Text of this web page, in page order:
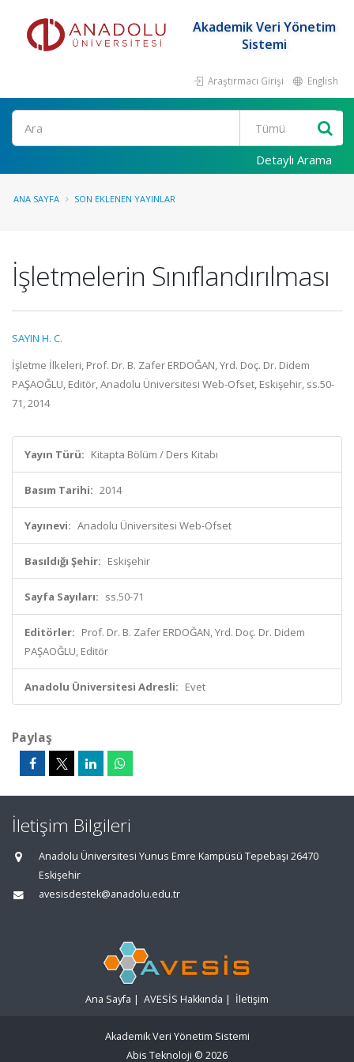
Akademik Veri Yönetim
Sistemi
Araştırmacı Girişi English
Ara
Detaylı Arama
ANA SAYFA SON EKLENEN YAYINLAR
İşletmelerin Sınıflandırılması
SAYIN H. C.
İşletme İlkeleri, Prof. Dr. B. Zafer ERDOĞAN, Yrd. Doç. Dr. Didem
PAŞAOĞLU, Editör, Anadolu Üniversitesi Web-Ofset, Eskişehir, ss.50-
71, 2014
Yayın Türü: Kitapta Bölüm / Ders Kitabı
Basım Tarihi: 2014
Yayınevi: Anadolu Üniversitesi Web-Ofset
Basıldığı Şehir: Eskişehir
Sayfa Sayıları: ss.50-71
Editörler: Prof. Dr. B. Zafer ERDOĞAN, Yrd. Doç. Dr. Didem
PAŞAOĞLU, Editör
Anadolu Üniversitesi Adresli: Evet
Paylaş
İletişim Bilgileri
Anadolu Üniversitesi Yunus Emre Kampüsü Tepebaşı 26470
Eskişehir
avesisdestek@anadolu.edu.tr
Ana Sayfa | AVESİS Hakkında | İletişim
Akademik Veri Yönetim Sistemi
Abis Teknoloji © 2026